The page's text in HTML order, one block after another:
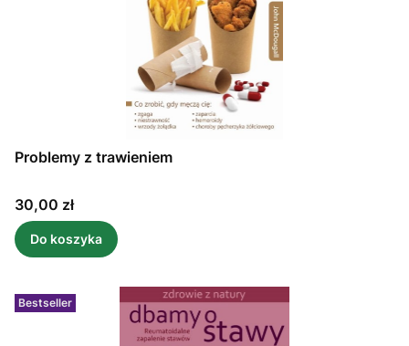
Problemy z trawieniem
Cena
30,00 zł
Do koszyka
Bestseller